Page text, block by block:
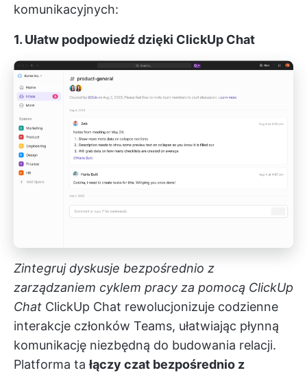
komunikacyjnych:
1. Ułatw podpowiedź dzięki ClickUp Chat
Zintegruj dyskusje bezpośrednio z
zarządzaniem cyklem pracy za pomocą ClickUp
Chat ClickUp Chat rewolucjonizuje codzienne
interakcje członków Teams, ułatwiając płynną
komunikację niezbędną do budowania relacji.
Platforma tałączy czat bezpośrednio z